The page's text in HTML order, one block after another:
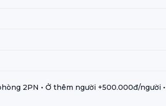
2PN • Ở thêm người +500.000đ/người